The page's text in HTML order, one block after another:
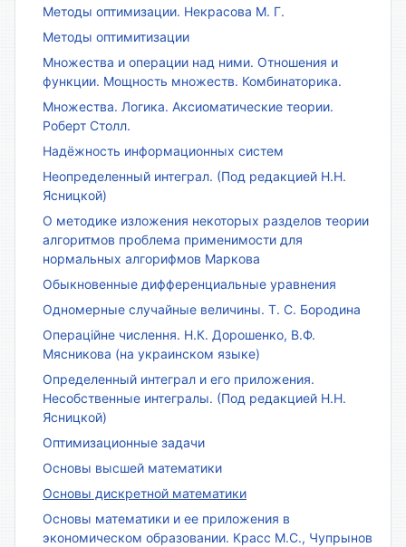
Методы оптимизации. Некрасова М. Г.
Методы оптимитизации
Множества и операции над ними. Отношения и
функции. Мощность множеств. Комбинаторика.
Множества. Логика. Аксиоматические теории.
Роберт Столл.
Надёжность информационных систем
Неопределенный интеграл. (Под редакцией Н.Н.
Ясницкой)
О методике изложения некоторых разделов теории
алгоритмов проблема применимости для
нормальных алгорифмов Маркова
Обыкновенные дифференциальные уравнения
Одномерные случайные величины. Т. С. Бородина
Операційне числення. Н.К. Дорошенко, В.Ф.
Мясникова (на украинском языке)
Определенный интеграл и его приложения.
Несобственные интегралы. (Под редакцией Н.Н.
Ясницкой)
Оптимизационные задачи
Основы высшей математики
Основы дискретной математики
Основы математики и ее приложения в
экономическом образовании. Красс М.С., Чупрынов